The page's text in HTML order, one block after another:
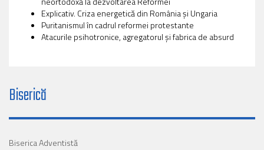
Explicativ. Criza energetică din România și Ungaria
Puritanismul în cadrul reformei protestante
Atacurile psihotronice, agregatorul și fabrica de absurd
Biserică
Biserica Adventistă